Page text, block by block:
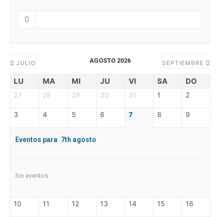
JULIO AGOSTO 2026 SEPTIEMBRE
LU MA MI JU VI SA DO
27 28 29 30 31 1 2
3 4 5 6 7 8 9
Eventos para 7th agosto
Sin eventos
10 11 12 13 14 15 16